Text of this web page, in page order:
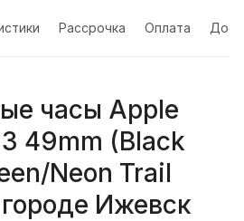
Рассрочка Оплата
часы Apple
49mm (Black
Neon Trail
Ижевск